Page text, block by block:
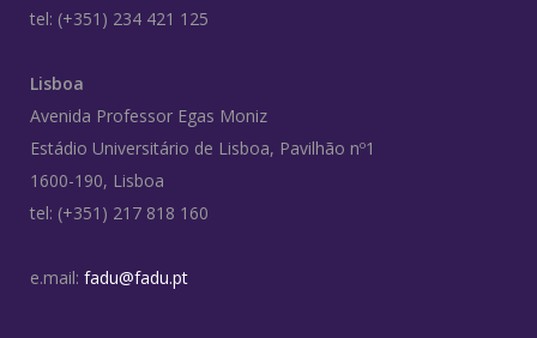
tel: (+351) 234 421 125
Lisboa
Avenida Professor Egas Moniz
Estádio Universitário de Lisboa, Pavilhão nº1
1600-190, Lisboa
tel: (+351) 217 818 160
e.mail: fadu@fadu.pt